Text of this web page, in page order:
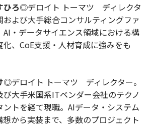
ひろ◎デロイト トーマツ ディレクタ
よび大手総合コンサルティングファ
AI・データサイエンス領域における構
、CoE支援・人材育成に強みをも
◎デロイト トーマツ ディレクター。
大手米国系ITベンダー会社のテクノ
ントを経て現職。AIデータ・システム
から実装まで、多数のプロジェクト